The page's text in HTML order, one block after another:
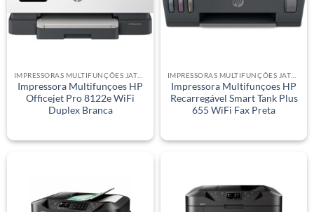
Impressora Multifunçoes HP
Officejet Pro 8122e WiFi
Duplex Branca
Impressora Multifunçoes HP
Recarregável Smart Tank Plus
655 WiFi Fax Preta